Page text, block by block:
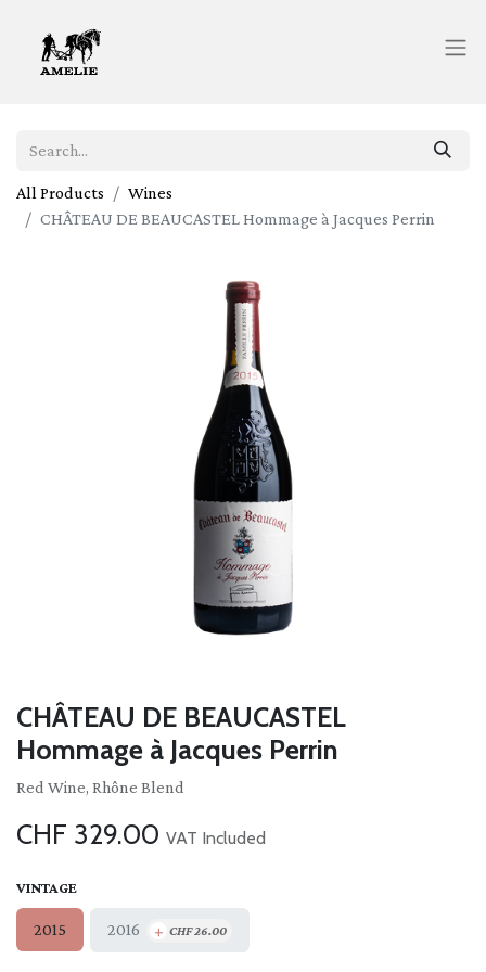
All Products
Wines
CHÂTEAU DE BEAUCASTEL Hommage à Jacques Perrin
CHÂTEAU DE BEAUCASTEL
Hommage à Jacques Perrin
Red Wine, Rhône Blend
CHF 329.00 VAT Included
VINTAGE
2015 2016 + CHF26.00